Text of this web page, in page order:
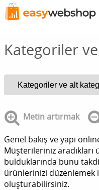
Kategoriler
Metin artırmak
Genel bakış ve yapı
Müşterileriniz aradıkları
bulduklarında bunu
ürünlerinizi
oluşturabilirsiniz.